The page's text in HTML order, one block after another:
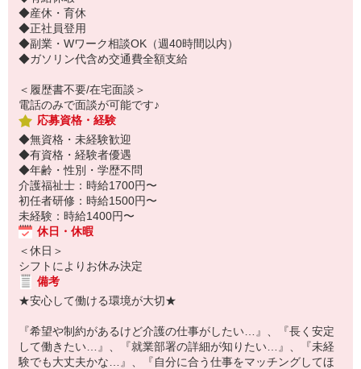
◆産休・育休
◆正社員登用
◆副業・Wワーク相談OK（週40時間以内）
◆ガソリン代含め交通費全額支給
＜履歴書不要/在宅面談＞
電話のみで面談が可能です♪
応募資格・経験
◆無資格・未経験歓迎
◆有資格・経験者優遇
◆年齢・性別・学歴不問
介護福祉士：時給1700円〜
初任者研修：時給1500円〜
未経験：時給1400円〜
休日・休暇
＜休日＞
シフトによりお休み決定
備考
★安心して働ける環境が大切★
『希望や制約があるけど介護の仕事がしたい…』、『長く安定
して働きたい…』、『就業部署の詳細が知りたい…』、『未経
験でも大丈夫かな…』、『自分に合う仕事をマッチングしてほ